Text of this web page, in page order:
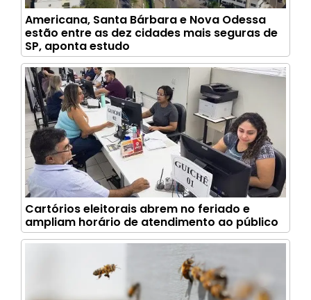
Americana, Santa Bárbara e Nova Odessa
estão entre as dez cidades mais seguras de
SP, aponta estudo
Cartórios eleitorais abrem no feriado e
ampliam horário de atendimento ao público